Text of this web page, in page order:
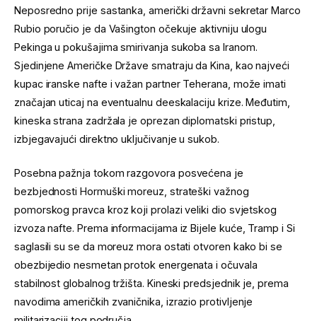
Neposredno prije sastanka, američki državni sekretar Marco
Rubio poručio je da Vašington očekuje aktivniju ulogu
Pekinga u pokušajima smirivanja sukoba sa Iranom.
Sjedinjene Američke Države smatraju da Kina, kao najveći
kupac iranske nafte i važan partner Teherana, može imati
značajan uticaj na eventualnu deeskalaciju krize. Međutim,
kineska strana zadržala je oprezan diplomatski pristup,
izbjegavajući direktno uključivanje u sukob.
Posebna pažnja tokom razgovora posvećena je
bezbjednosti Hormuški moreuz, strateški važnog
pomorskog pravca kroz koji prolazi veliki dio svjetskog
izvoza nafte. Prema informacijama iz Bijele kuće, Tramp i Si
saglasili su se da moreuz mora ostati otvoren kako bi se
obezbijedio nesmetan protok energenata i očuvala
stabilnost globalnog tržišta. Kineski predsjednik je, prema
navodima američkih zvaničnika, izrazio protivljenje